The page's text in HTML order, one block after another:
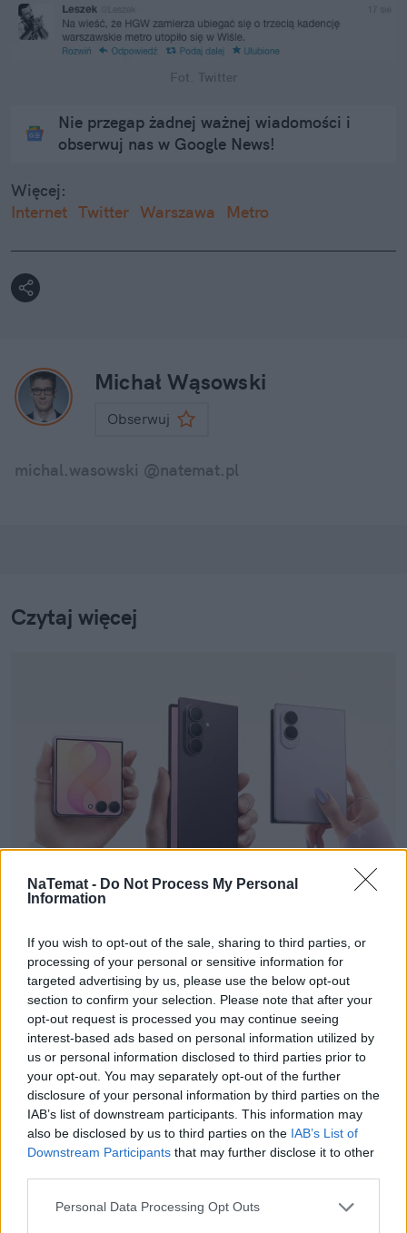
NaTemat - Do Not Process My Personal
Information
If you wish to opt-out of the sale, sharing to third parties, or
processing of your personal or sensitive information for
targeted advertising by us, please use the below opt-out
section to confirm your selection. Please note that after your
opt-out request is processed you may continue seeing
interest-based ads based on personal information utilized by
us or personal information disclosed to third parties prior to
your opt-out. You may separately opt-out of the further
disclosure of your personal information by third parties on the
IAB’s list of downstream participants. This information may
also be disclosed by us to third parties on the IAB’s List of
Downstream Participants that may further disclose it to other
Personal Data Processing Opt Outs
Fot. Twitter
Nie przegap żadnej ważnej wiadomości i
obserwuj nas w Google News!
Więcej:
Internet Twitter Warszawa Metro
Michał Wąsowski
Obserwuj
michal.wasowski @natemat.pl
Czytaj więcej
Nowa seria Samsung Galaxy Z.
Smartfony, które zwijając biuro,
rozwijają możliwości
Tak jak zmienia się nasz styl życia, tak zmieniają
się smartfony chowane w naszych kieszeniach.
Rzecz w tym, że nie tylko ich parametry stają się
coraz lepsze, a funkcje bardziej inteligentne.
Również ich kształt ulega metamorfozie, aby były
lżejsze, smuklejsze i elastyczniejsze w codziennej,
często wielozadaniowej obsłudze. Takim
lifestylowym podejściem wykazują się trzy nowe
urządzenia z rodziny Samsung Galaxy Z.
Czytaj całość